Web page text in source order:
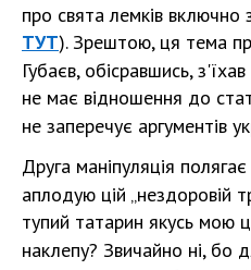
про свята лемків включно
ТУТ). Зрештою, ця тема
Губаєв, обісравшись,
не має відношення до
не заперечує аргументів
Друга маніпуляція
аплодую цій „нездоровій
тупий татарин якусь мою
наклепу? Звичайно ні, бо